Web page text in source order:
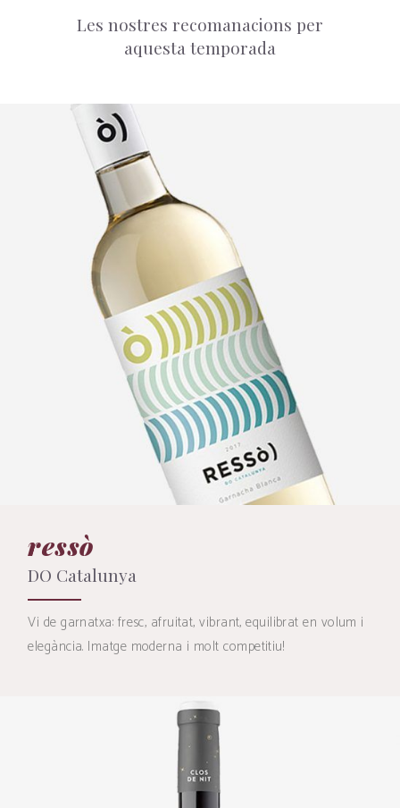
Les nostres recomanacions per
aquesta temporada
VEURE
ressò
DO Catalunya
Vi de garnatxa: fresc, afruitat, vibrant, equilibrat en volum i
elegància. Imatge moderna i molt competitiu!